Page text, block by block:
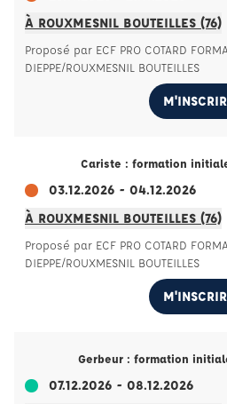
À ROUXMESNIL BOUTEILLES (76)
Proposé par ECF PRO COTARD
DIEPPE/ROUXMESNIL BOUTEILLES
Cariste : formation initiale
03.12.2026 - 04.12.2026
À ROUXMESNIL BOUTEILLES (76)
Proposé par ECF PRO COTARD
DIEPPE/ROUXMESNIL BOUTEILLES
Gerbeur : formation
07.12.2026 - 08.12.2026